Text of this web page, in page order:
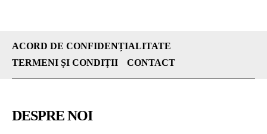
ACORD DE CONFIDENȚIALITATE
TERMENI ȘI CONDIȚII
CONTACT
DESPRE NOI